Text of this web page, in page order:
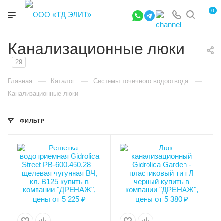
0
Канализационные люки
29
Главная — Каталог — Системы точечного водоотвода —
Канализационные люки
ФИЛЬТР
Высота внешняя (мм)
28
Ширина внешняя (мм)
Класс нагрузки
Высота внешняя (мм)
Ширина внешняя (мм)
Ширина внутренняя
шт.